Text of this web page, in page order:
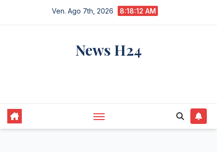
Ven. Ago 7th, 2026 8:18:12 AM
News H24